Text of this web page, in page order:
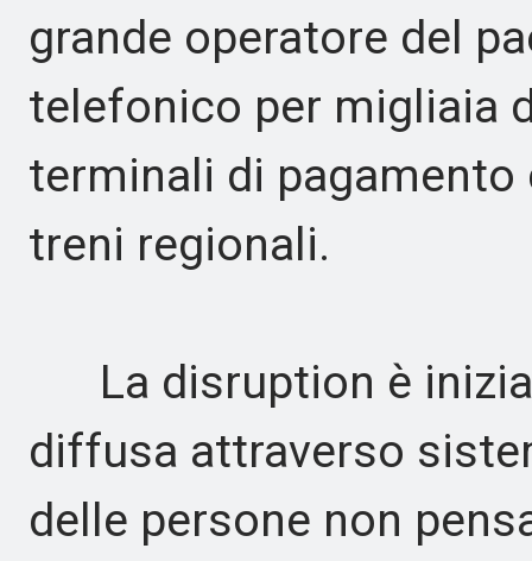
grande operatore del
telefonico per migliaia
terminali di
treni regionali.
La disruption è
diffusa attraverso
delle persone non